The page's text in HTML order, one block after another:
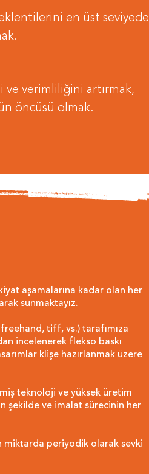
en üst seviyede
ve verimliliğini artırmak,
öncüsü olmak.
aşamalarına kadar olan her
sunmaktayız.
tiff, vs.) tarafımıza
incelenerek flekso baskı
klişe hazırlanmak üzere
teknoloji ve yüksek üretim
şekilde ve imalat sürecinin her
miktarda periyodik olarak sevki